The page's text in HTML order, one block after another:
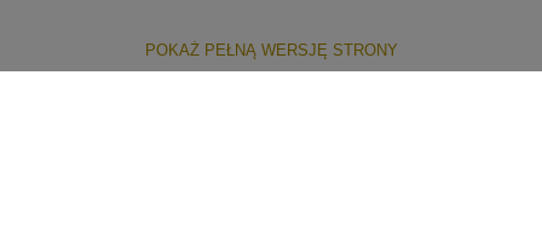
POKAŻ PEŁNĄ WERSJĘ STRONY